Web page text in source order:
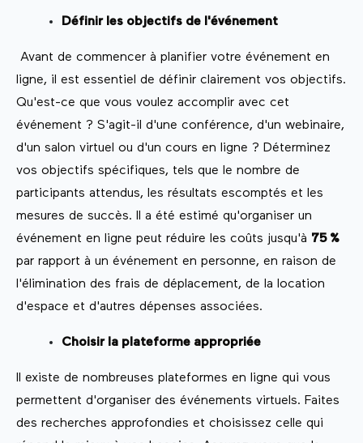
Définir les objectifs de l'événement
Avant de commencer à planifier votre événement en
ligne, il est essentiel de définir clairement vos objectifs.
Qu'est-ce que vous voulez accomplir avec cet
événement ? S'agit-il d'une conférence, d'un webinaire,
d'un salon virtuel ou d'un cours en ligne ? Déterminez
vos objectifs spécifiques, tels que le nombre de
participants attendus, les résultats escomptés et les
mesures de succès. Il a été estimé qu'organiser un
événement en ligne peut réduire les coûts jusqu'à 75 %
par rapport à un événement en personne, en raison de
l'élimination des frais de déplacement, de la location
d'espace et d'autres dépenses associées.
Choisir la plateforme appropriée
Il existe de nombreuses plateformes en ligne qui vous
permettent d'organiser des événements virtuels. Faites
des recherches approfondies et choisissez celle qui